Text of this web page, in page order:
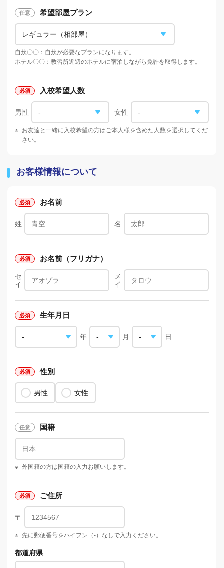
希望部屋プラン
自炊〇〇：自炊が必要なプランになります。
ホテル〇〇：教習所近辺のホテルに宿泊しながら免許を取得します。
入校希望人数
男性 女性
※ お友達と一緒に入校希望の方はご本人様を含めた人数を選択してくだ
さい。
お客様情報について
お名前
姓 名
お名前（フリガナ）
セ
イ
メ
イ
生年月日
年 月 日
性別
男性 女性
国籍
※ 外国籍の方は国籍の入力お願いします。
ご住所
〒
※ 先に郵便番号をハイフン（-）なしで入力ください。
都道府県